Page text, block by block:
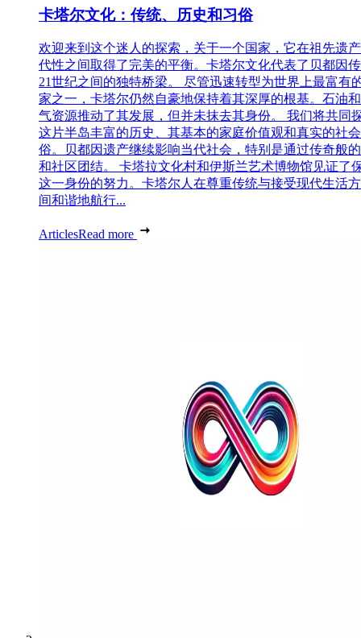
卡塔尔文化：传统、历史和习俗
欢迎来到这个迷人的探索，关于一个国家，它在祖先遗
代性之间取得了完美的平衡。卡塔尔文化代表了贝都因
21世纪之间的独特桥梁。 尽管迅速转型为世界上最富有
家之一，卡塔尔仍然自豪地保持着其深厚的根基。石油
气资源推动了其发展，但并未抹去其身份。 我们将共同
这片半岛丰富的历史、其基本的家庭价值观和真实的社
俗。贝都因遗产继续影响当代社会，特别是通过传奇般
和社区团结。 卡塔拉文化村和伊斯兰艺术博物馆见证了
这一身份的努力。卡塔尔人在尊重传统与接受现代生活
间和谐地航行...
ArticlesRead more